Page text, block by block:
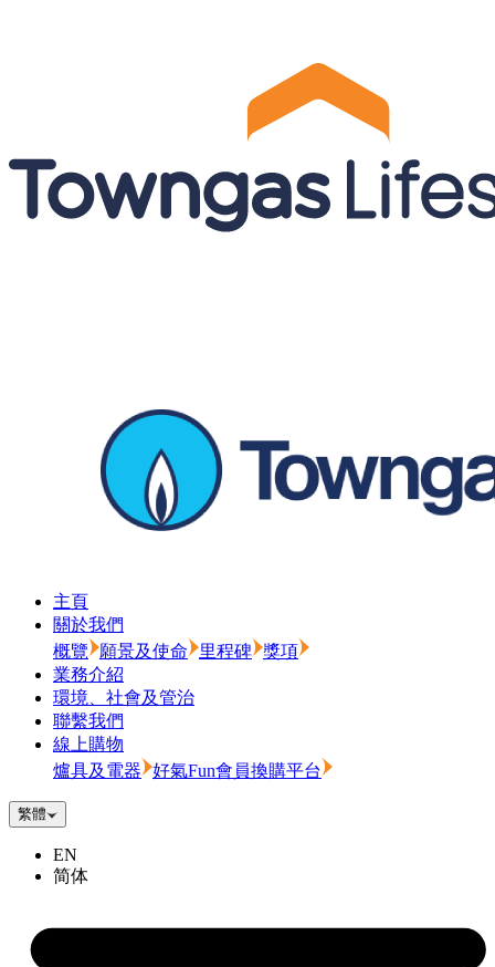
主頁
關於我們
概覽
願景及使命 里程碑 獎項
業務介紹
環境、社會及管治
聯繫我們
線上購物
爐具及電器
好氣Fun會員換購平台
繁體
EN
简体